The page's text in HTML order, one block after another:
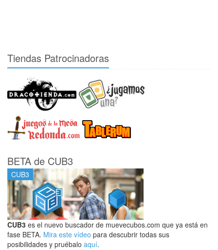
Tiendas Patrocinadoras
BETA de CUB3
CUB3
CUB3 es el nuevo buscador de muevecubos.com que ya está en
fase BETA. Mira este vídeo para descubrir todas sus
posibilidades y pruébalo aquí.